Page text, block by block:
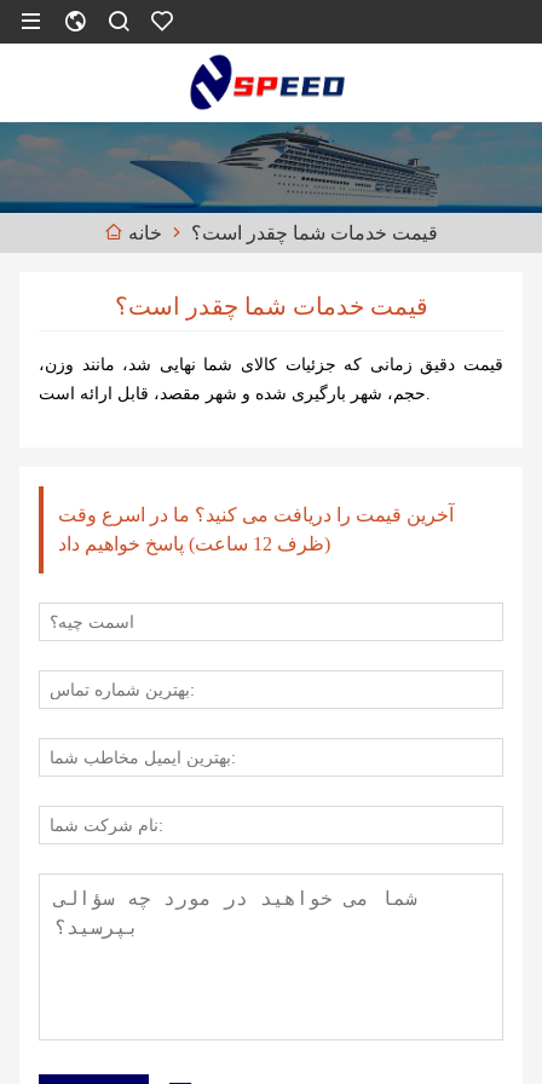
خانه قیمت خدمات شما چقدر است؟
قیمت خدمات شما چقدر است؟
قیمت دقیق زمانی که جزئیات کالای شما نهایی شد، مانند وزن،
حجم، شهر بارگیری شده و شهر مقصد، قابل ارائه است.
آخرین قیمت را دریافت می کنید؟ ما در اسرع وقت
(ظرف 12 ساعت) پاسخ خواهیم داد